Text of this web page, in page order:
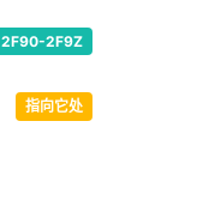
2F90-2F9Z
指向它处